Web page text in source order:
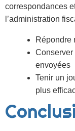
correspondances
l’administration
Répondre
Conserver
envoyées
Tenir un
plus